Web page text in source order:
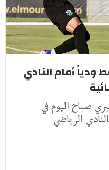
ودياً أمام النادي
صباح اليوم في
الرياضي